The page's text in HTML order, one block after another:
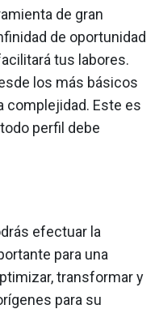
de gran
de oportunidad
tus labores.
los más básicos
complejidad. Este es
perfil debe
efectuar la
para una
transformar y
para su